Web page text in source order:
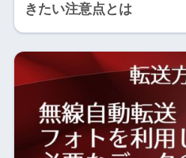
きたい注意点とは